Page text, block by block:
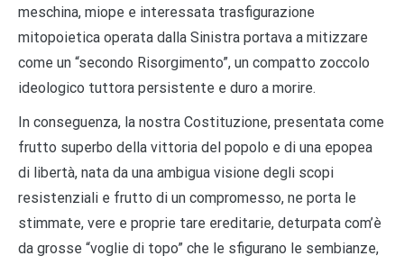
meschina, miope e interessata trasfigurazione
mitopoietica operata dalla Sinistra portava a mitizzare
come un “secondo Risorgimento”, un compatto zoccolo
ideologico tuttora persistente e duro a morire.
In conseguenza, la nostra Costituzione, presentata come
frutto superbo della vittoria del popolo e di una epopea
di libertà, nata da una ambigua visione degli scopi
resistenziali e frutto di un compromesso, ne porta le
stimmate, vere e proprie tare ereditarie, deturpata com’è
da grosse “voglie di topo” che le sfigurano le sembianze,